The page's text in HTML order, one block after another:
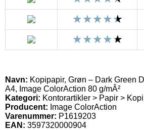
Navn: Kopipapir, Grøn – Dark Green
A4, Image ColorAction 80 g/mÂ²
Kategori: Kontorartikler > Papir >
Producent: Image ColorAction
Varenummer: P1619203
EAN: 3597320000904